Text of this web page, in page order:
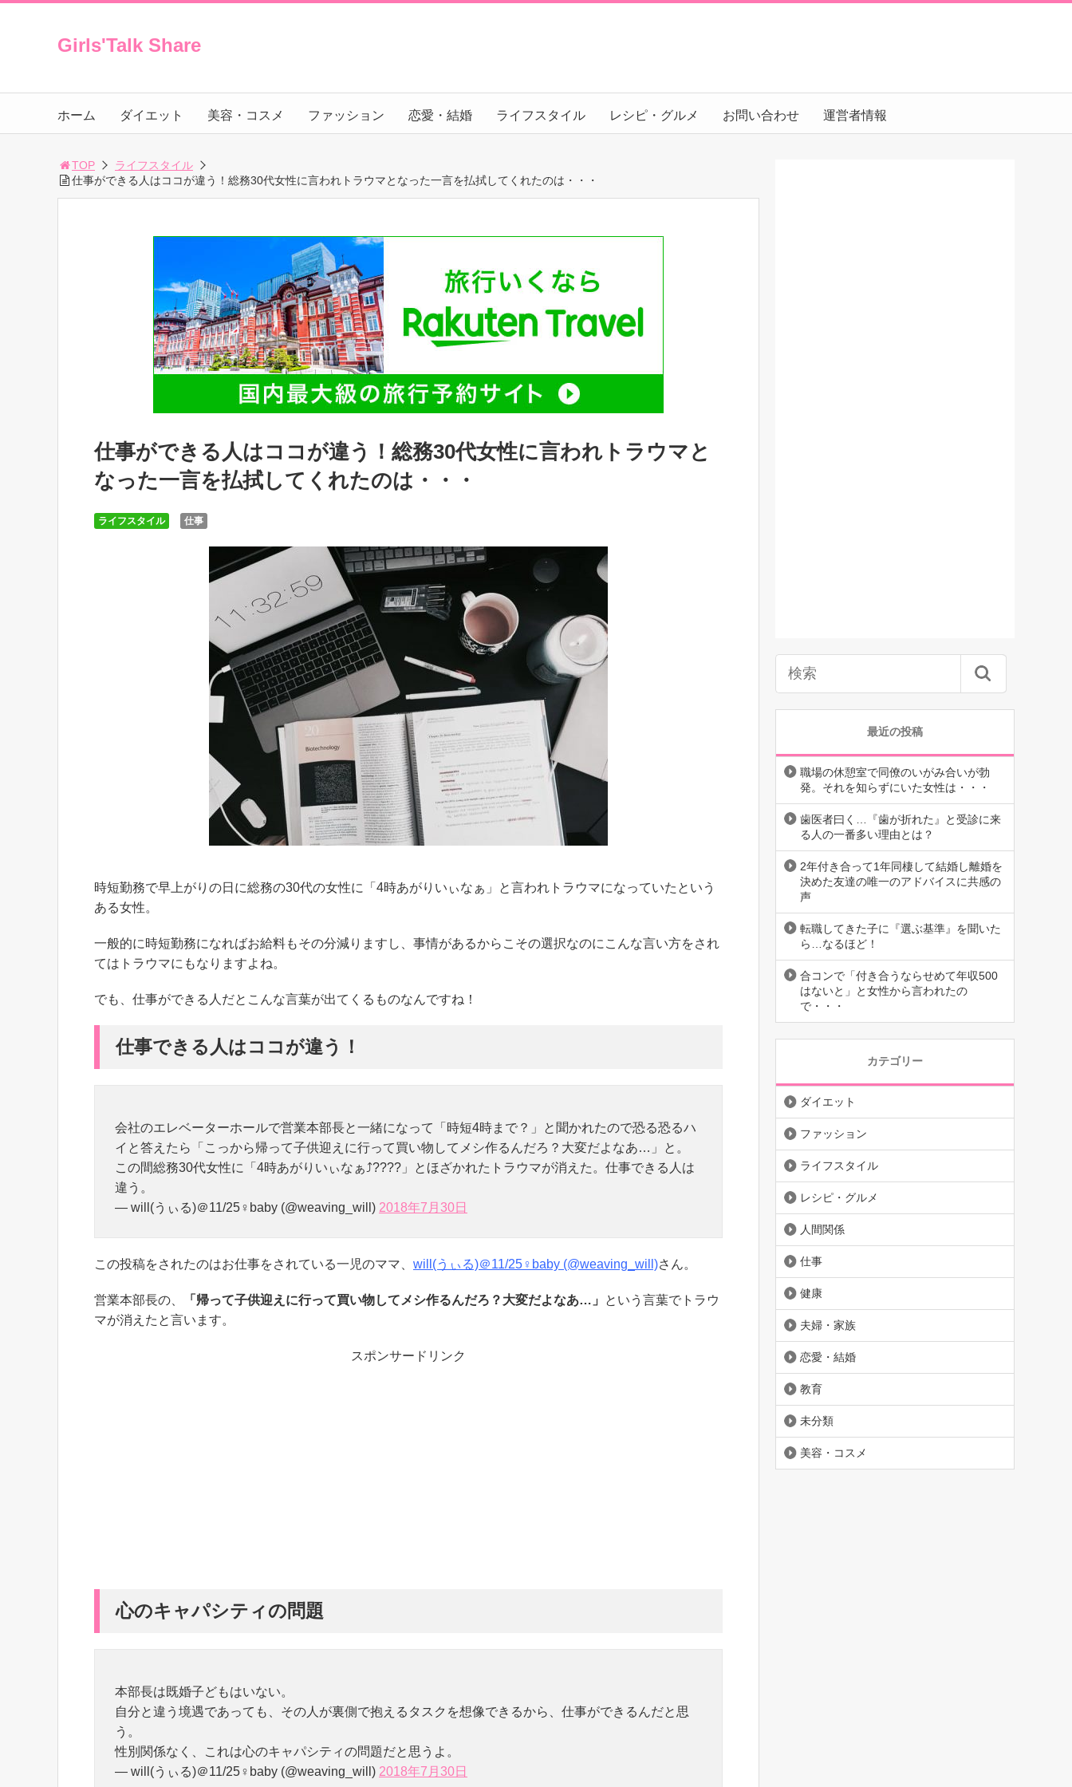
Girls'Talk Share
ホーム ダイエット 美容・コスメ ファッション 恋愛・結婚 ライフスタイル レシピ・グルメ お問い合わせ 運営者情報
TOP
ライフスタイル
仕事ができる人はココが違う！総務30代女性に言われトラウマとなった一言を払拭してくれたのは・・・
仕事ができる人はココが違う！総務30代女性に言われトラウマと
なった一言を払拭してくれたのは・・・
ライフスタイル 仕事
時短勤務で早上がりの日に総務の30代の女性に「4時あがりいぃなぁ」と言われトラウマになっていたという
ある女性。
一般的に時短勤務になればお給料もその分減りますし、事情があるからこその選択なのにこんな言い方をされ
てはトラウマにもなりますよね。
でも、仕事ができる人だとこんな言葉が出てくるものなんですね！
仕事できる人はココが違う！
会社のエレベーターホールで営業本部長と一緒になって「時短4時まで？」と聞かれたので恐る恐るハ
イと答えたら「こっから帰って子供迎えに行って買い物してメシ作るんだろ？大変だよなあ…」と。
この間総務30代女性に「4時あがりいぃなぁ⤴????」とほざかれたトラウマが消えた。仕事できる人は
違う。
— will(うぃる)＠11/25♀baby (@weaving_will) 2018年7月30日
この投稿をされたのはお仕事をされている一児のママ、 will(うぃる)＠11/25♀baby (@weaving_will)さん。
営業本部長の、 「帰って子供迎えに行って買い物してメシ作るんだろ？大変だよなあ…」
という言葉でトラウ
マが消えたと言います。
スポンサードリンク
心のキャパシティの問題
本部長は既婚子どもはいない。
自分と違う境遇であっても、その人が裏側で抱えるタスクを想像できるから、仕事ができるんだと思
う。
性別関係なく、これは心のキャパシティの問題だと思うよ。
— will(うぃる)＠11/25♀baby (@weaving_will) 2018年7月30日
最近の投稿
職場の休憩室で同僚のいがみ合いが勃
発。それを知らずにいた女性は・・・
歯医者曰く…『歯が折れた』と受診に来
る人の一番多い理由とは？
2年付き合って1年同棲して結婚し離婚を
決めた友達の唯一のアドバイスに共感の
声
転職してきた子に『選ぶ基準』を聞いた
ら…なるほど！
合コンで「付き合うならせめて年収500
はないと」と女性から言われたの
で・・・
カテゴリー
ダイエット
ファッション
ライフスタイル
レシピ・グルメ
人間関係
仕事
健康
夫婦・家族
恋愛・結婚
教育
未分類
美容・コスメ